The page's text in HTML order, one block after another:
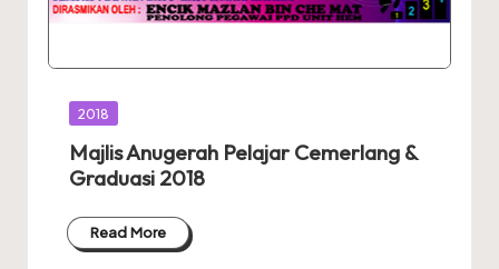
Posted
2018
Majlis Anugerah Pelajar Cemerlang &
Graduasi 2018
Read More